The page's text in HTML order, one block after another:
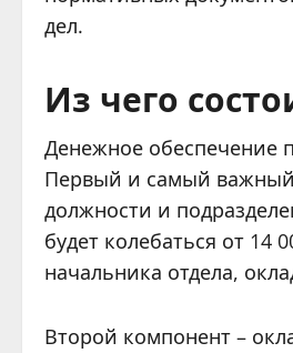
дел.
Из чего
Денежное обеспечение
Первый и самый важный
должности и
будет колебаться от 14
начальника отдела,
Второй компонент –